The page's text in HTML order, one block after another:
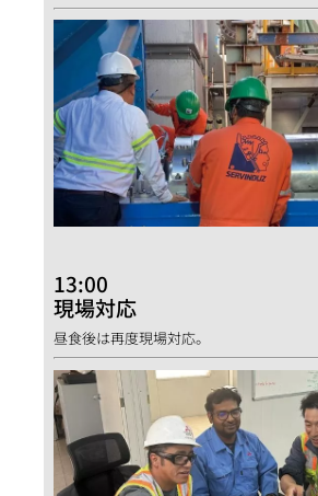
13:00
現場対応
昼食後は再度現場対応。